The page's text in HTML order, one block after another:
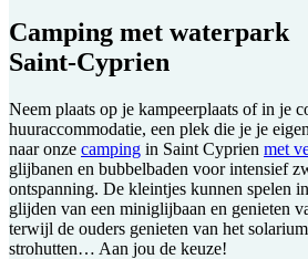
Camping met waterpark
Saint-Cyprien
Neem plaats op je kampeerplaats of in je
huuraccommodatie, een plek die je je
naar onze camping in Saint Cyprien met
glijbanen en bubbelbaden voor intensief
ontspanning. De kleintjes kunnen spelen
glijden van een miniglijbaan en genieten
terwijl de ouders genieten van het
strohutten… Aan jou de keuze!